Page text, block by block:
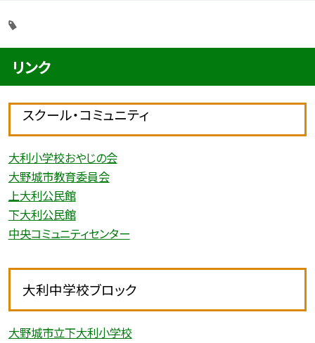
リンク
スクール・コミュニティ
大利小学校おやじの会
大野城市教育委員会
上大利公民館
下大利公民館
中央コミュニティセンター
大利中学校ブロック
大野城市立下大利小学校